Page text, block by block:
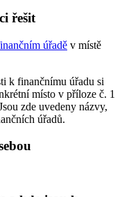
řešit
úřadě v místě
k finančnímu úřadu si
místo v příloze č. 1
zde uvedeny názvy,
úřadů.